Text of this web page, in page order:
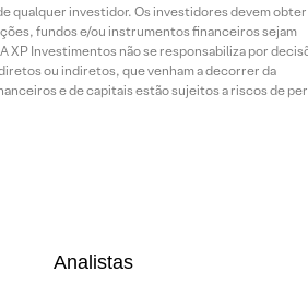
qualquer investidor. Os investidores devem obter
fundos e/ou instrumentos financeiros sejam
XP Investimentos não se responsabiliza por
ou indiretos, que venham a decorrer da
e de capitais estão sujeitos a riscos de
Analistas